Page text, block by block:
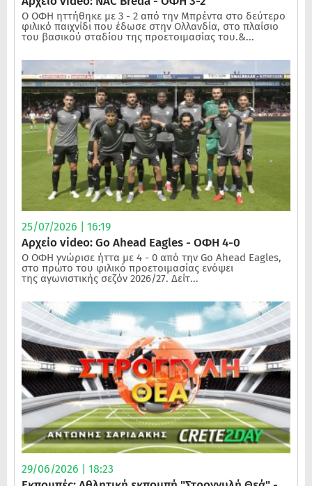
Ο ΟΦΗ ηττήθηκε με 3 - 2 από την Μπρέντα στο δεύτερο
φιλικό παιχνίδι που έδωσε στην Ολλανδία, στο πλαίσιο
του βασικού σταδίου της προετοιμασίας του.&...
25/07/2026 | 16:19
Αρχείο video: Go Ahead Eagles - ΟΦΗ 4-0
Ο ΟΦΗ γνώρισε ήττα με 4 - 0 από την Go Ahead Eagles,
στο πρώτο του φιλικό προετοιμασίας ενόψει
της αγωνιστικής σεζόν 2026/27. Δείτ...
29/06/2026 | 18:23